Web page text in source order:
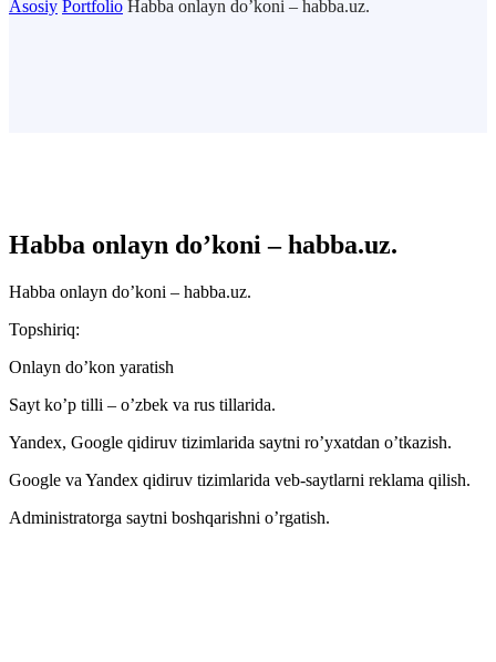
Asosiy Portfolio Habba onlayn do’koni – habba.uz.
Habba onlayn do’koni – habba.uz.
Habba onlayn do’koni – habba.uz.
Topshiriq:
Onlayn do’kon yaratish
Sayt ko’p tilli – o’zbek va rus tillarida.
Yandex, Google qidiruv tizimlarida saytni ro’yxatdan o’tkazish.
Google va Yandex qidiruv tizimlarida veb-saytlarni reklama qilish.
Administratorga saytni boshqarishni o’rgatish.